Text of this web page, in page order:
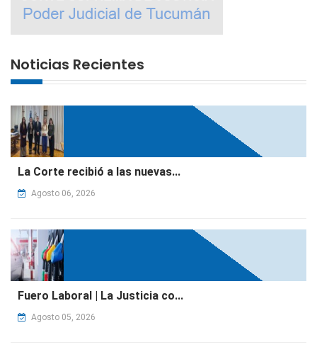
Noticias Recientes
La Corte recibió a las nuevas...
Agosto 06, 2026
Fuero Laboral | La Justicia co...
Agosto 05, 2026